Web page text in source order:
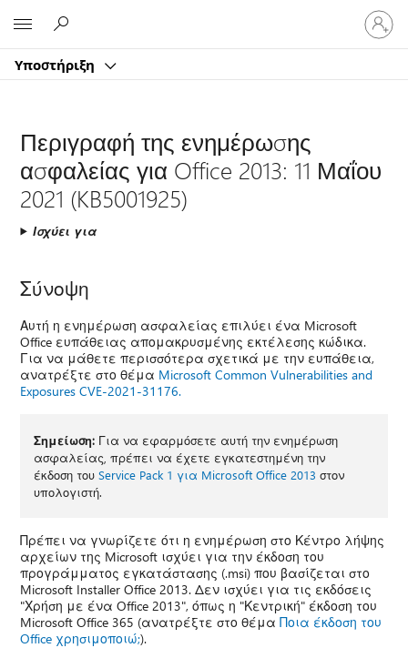
Υποστήριξη
Είσοδος
στον
Περιγραφή της ενημέρωσης
ασφαλείας για Office 2013: 11 Μαΐου
2021 (KB5001925)
Ισχύει για
Σύνοψη
Αυτή η ενημέρωση ασφαλείας επιλύει ένα Microsoft
Office ευπάθειας απομακρυσμένης εκτέλεσης κώδικα.
Για να μάθετε περισσότερα σχετικά με την ευπάθεια,
ανατρέξτε στο θέμα Microsoft Common Vulnerabilities and
Exposures CVE-2021-31176.
Σημείωση: Για να εφαρμόσετε αυτή την ενημέρωση
ασφαλείας, πρέπει να έχετε εγκατεστημένη την
έκδοση του Service Pack 1 για Microsoft Office 2013 στον
υπολογιστή.
Πρέπει να γνωρίζετε ότι η ενημέρωση στο Κέντρο λήψης
αρχείων της Microsoft ισχύει για την έκδοση του
προγράμματος εγκατάστασης (.msi) που βασίζεται στο
Microsoft Installer Office 2013. Δεν ισχύει για τις εκδόσεις
"Χρήση με ένα Office 2013", όπως η "Κεντρική" έκδοση του
Microsoft Office 365 (ανατρέξτε στο θέμαΠοια έκδοση του
Office χρησιμοποιώ;).